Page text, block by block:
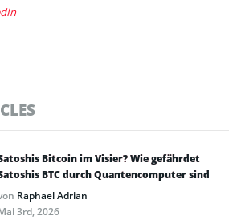
Bitcoin im Visier? Wie gefährdet
BTC durch Quantencomputer sind
Raphael Adrian
3rd, 2026